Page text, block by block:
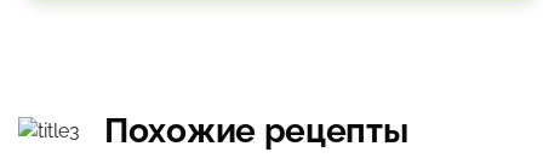
Похожие рецепты